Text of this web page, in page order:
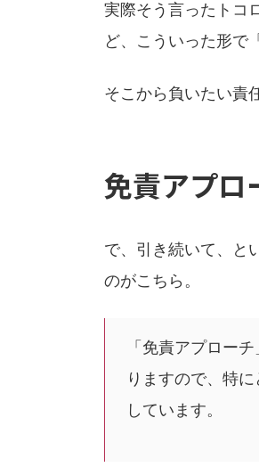
実際そう言ったトコ
ど、こういった形で
そこから負いたい責
免責アプロ
で、引き続いて、と
のがこちら。
「免責アプロー
りますので、特
しています。